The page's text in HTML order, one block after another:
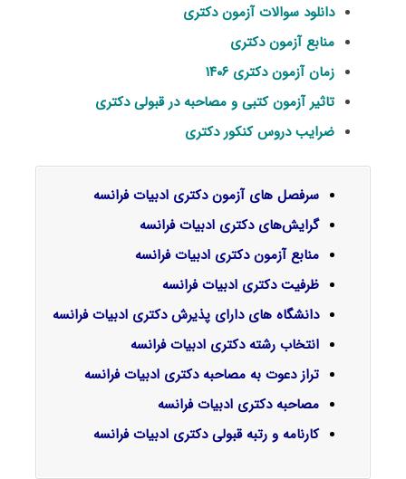
دانلود سوالات آزمون دکتری
منابع آزمون دکتری
زمان آزمون دکتری ۱۴۰۶
تاثیر آزمون کتبی و مصاحبه در قبولی دکتری
ضرایب دروس کنکور دکتری
سرفصل‌ های آزمون دکتری ادبیات فرانسه
گرایش‌های دکتری ادبیات فرانسه
منابع آزمون دکتری ادبیات فرانسه
ظرفیت دکتری ادبیات فرانسه
دانشگاه های دارای پذیرش دکتری ادبیات فرانسه
انتخاب رشته دکتری ادبیات فرانسه
تراز دعوت به مصاحبه دکتری ادبیات فرانسه
مصاحبه دکتری ادبیات فرانسه
کارنامه و رتبه قبولی دکتری ادبیات فرانسه